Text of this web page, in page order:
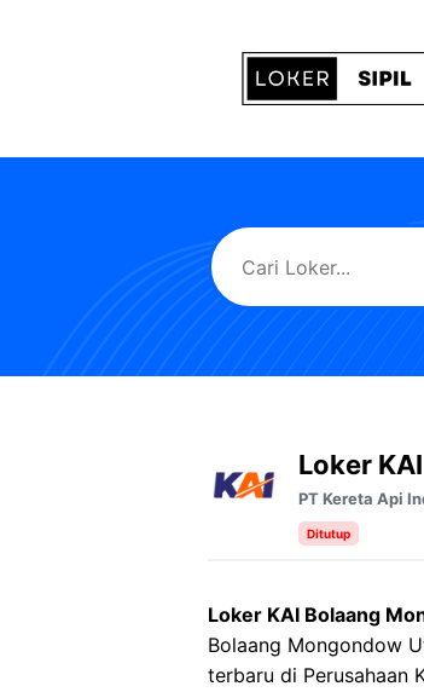
Loker
PT Kereta Api
Ditutup
Loker KAI Bolaang
Bolaang Mongondow
terbaru di Perusahaan